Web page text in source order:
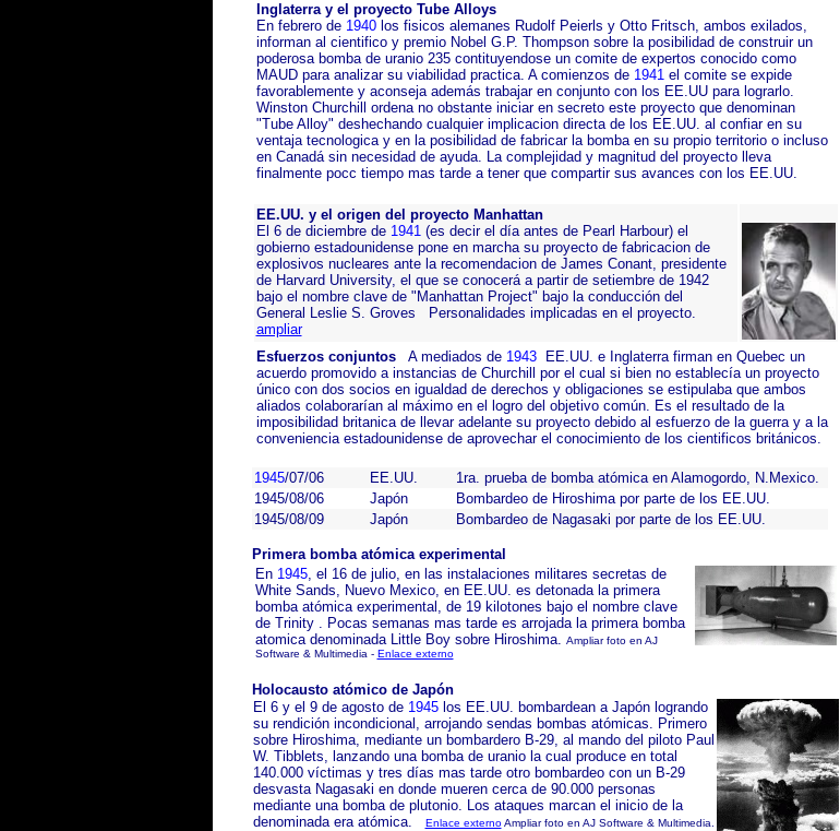
Inglaterra y el proyecto Tube Alloys
En febrero de 1940 los fisicos alemanes Rudolf Peierls y Otto Fritsch, ambos exilados,
informan al cientifico y premio Nobel G.P. Thompson sobre la posibilidad de construir un
poderosa bomba de uranio 235 contituyendose un comite de expertos conocido como
MAUD para analizar su viabilidad practica. A comienzos de 1941 el comite se expide
favorablemente y aconseja además trabajar en conjunto con los EE.UU para lograrlo.
Winston Churchill ordena no obstante iniciar en secreto este proyecto que denominan
"Tube Alloy" deshechando cualquier implicacion directa de los EE.UU. al confiar en su
ventaja tecnologica y en la posibilidad de fabricar la bomba en su propio territorio o incluso
en Canadá sin necesidad de ayuda. La complejidad y magnitud del proyecto lleva
finalmente pocc tiempo mas tarde a tener que compartir sus avances con los EE.UU.
EE.UU. y el origen del proyecto Manhattan
El 6 de diciembre de 1941 (es decir el día antes de Pearl Harbour) el
gobierno estadounidense pone en marcha su proyecto de fabricacion de
explosivos nucleares ante la recomendacion de James Conant, presidente
de Harvard University, el que se conocerá a partir de setiembre de 1942
bajo el nombre clave de "Manhattan Project" bajo la conducción del
General Leslie S. Groves Personalidades implicadas en el proyecto.
ampliar
Esfuerzos conjuntosA mediados de 1943EE.UU. e Inglaterra firman en Quebec un
acuerdo promovido a instancias de Churchill por el cual si bien no establecía un proyecto
único con dos socios en igualdad de derechos y obligaciones se estipulaba que ambos
aliados colaborarían al máximo en el logro del objetivo común. Es el resultado de la
imposibilidad britanica de llevar adelante su proyecto debido al esfuerzo de la guerra y a la
conveniencia estadounidense de aprovechar el conocimiento de los cientificos británicos.
1945/07/06 EE.UU.
1ra. prueba de bomba atómica en Alamogordo, N.Mexico.
1945/08/06
Japón
Bombardeo de Hiroshima por parte de los EE.UU.
1945/08/09
Japón Bombardeo de Nagasaki por parte de los EE.UU.
Primera bomba atómica experimental
En 1945, el 16 de julio, en las instalaciones militares secretas de
White Sands, Nuevo Mexico, en EE.UU. es detonada la primera
bomba atómica experimental, de 19 kilotones bajo el nombre clave
de Trinity. Pocas semanas mas tarde es arrojada la primera bomba
atomica denominada Little Boy sobre Hiroshima. Ampliar foto en AJ
Software & Multimedia - Enlace externo
Holocausto atómico de Japón
El 6 y el 9 de agosto de 1945los EE.UU. bombardean a Japón logrando
su rendición incondicional, arrojando sendas bombas atómicas. Primero
sobre Hiroshima, mediante un bombardero B-29, al mando del piloto Paul
W. Tibblets, lanzando una bomba de uranio la cual produce en total
140.000 víctimas y tres días mas tarde otro bombardeo con un B-29
desvasta Nagasaki en donde mueren cerca de 90.000 personas
mediante una bomba de plutonio. Los ataques marcan el inicio de la
denominada era atómica.
Enlace externoAmpliar foto en AJ Software & Multimedia.